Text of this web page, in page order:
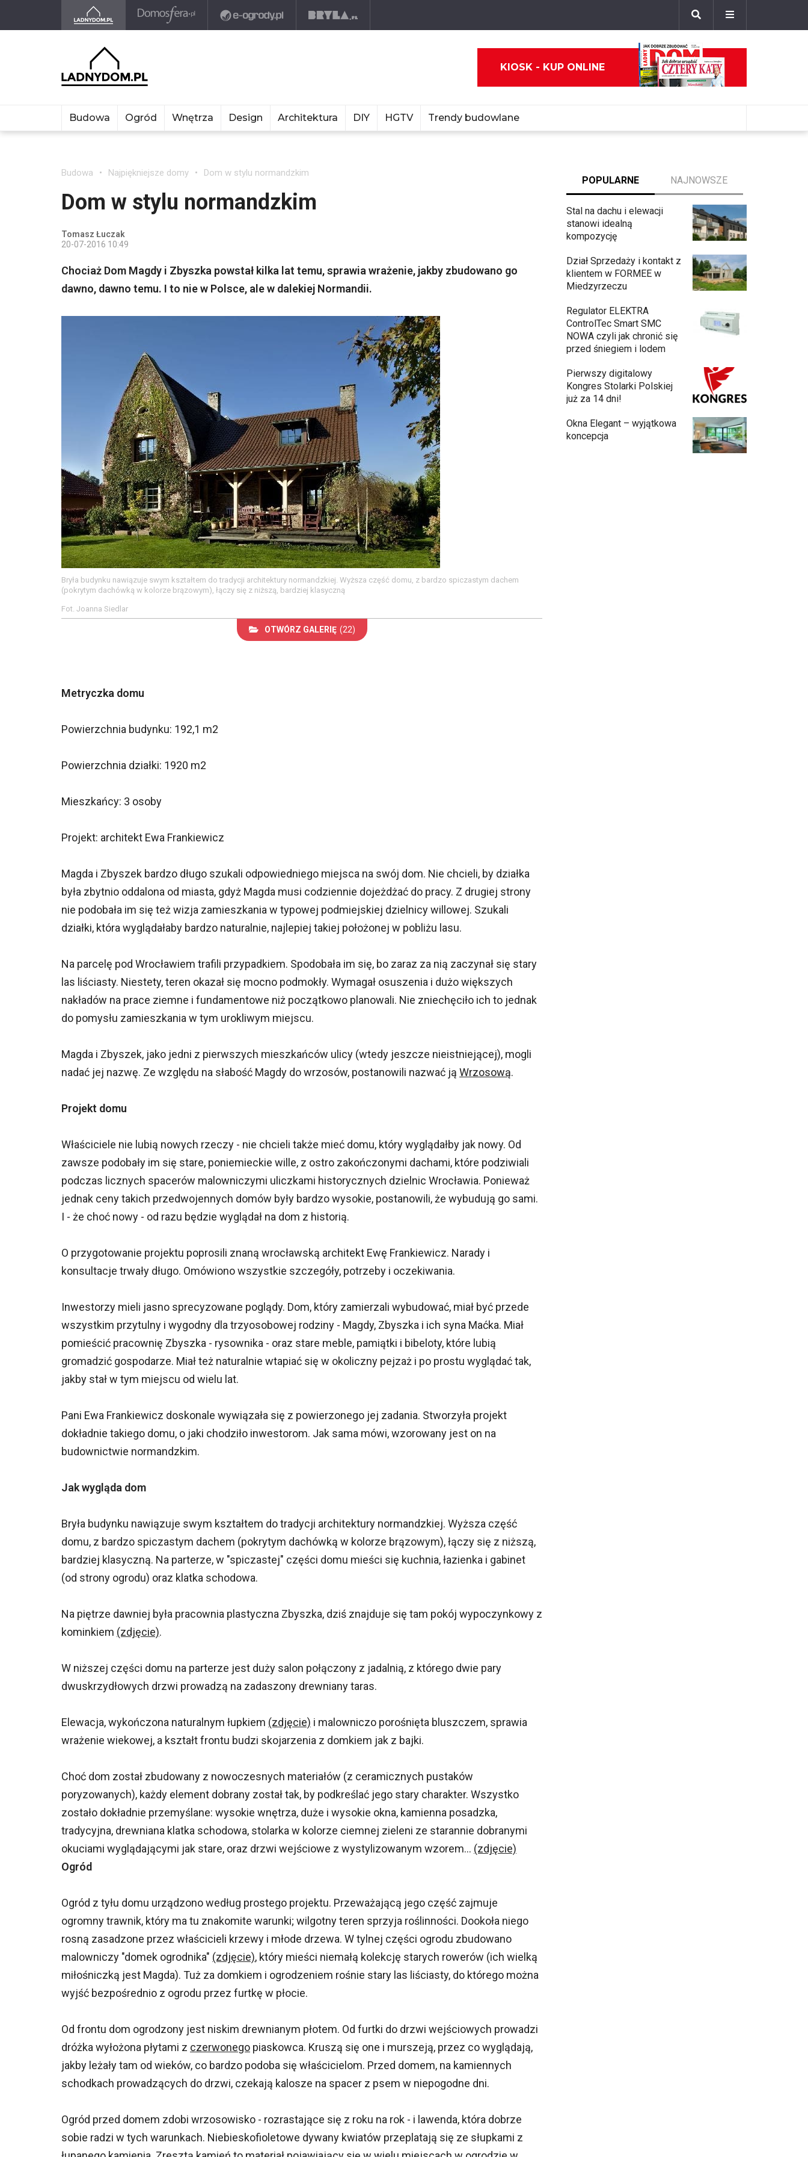
KIOSK - KUP ONLINE
Budowa Ogród Wnętrza Design Architektura DIY HGTV Trendy budowlane
Budowa Najpiękniejsze domy Dom w stylu normandzkim
Dom w stylu normandzkim
Tomasz Łuczak
20-07-2016 10:49
Chociaż Dom Magdy i Zbyszka powstał kilka lat temu, sprawia wrażenie, jakby zbudowano go
dawno, dawno temu. I to nie w Polsce, ale w dalekiej Normandii.
Bryła budynku nawiązuje swym kształtem do tradycji architektury normandzkiej. Wyższa część domu, z bardzo spiczastym dachem
(pokrytym dachówką w kolorze brązowym), łączy się z niższą, bardziej klasyczną
Fot. Joanna Siedlar
OTWÓRZ GALERIĘ (22)
Metryczka domu
Powierzchnia budynku: 192,1 m2
Powierzchnia działki: 1920 m2
Mieszkańcy: 3 osoby
Projekt: architekt Ewa Frankiewicz
Magda i Zbyszek bardzo długo szukali odpowiedniego miejsca na swój dom. Nie chcieli, by działka
była zbytnio oddalona od miasta, gdyż Magda musi codziennie dojeżdżać do pracy. Z drugiej strony
nie podobała im się też wizja zamieszkania w typowej podmiejskiej dzielnicy willowej. Szukali
działki, która wyglądałaby bardzo naturalnie, najlepiej takiej położonej w pobliżu lasu.
Na parcelę pod Wrocławiem trafili przypadkiem. Spodobała im się, bo zaraz za nią zaczynał się stary
las liściasty. Niestety, teren okazał się mocno podmokły. Wymagał osuszenia i dużo większych
nakładów na prace ziemne i fundamentowe niż początkowo planowali. Nie zniechęciło ich to jednak
do pomysłu zamieszkania w tym urokliwym miejscu.
Magda i Zbyszek, jako jedni z pierwszych mieszkańców ulicy (wtedy jeszcze nieistniejącej), mogli
nadać jej nazwę. Ze względu na słabość Magdy do wrzosów, postanowili nazwać ją Wrzosową.
Projekt domu
Właściciele nie lubią nowych rzeczy - nie chcieli także mieć domu, który wyglądałby jak nowy. Od
zawsze podobały im się stare, poniemieckie wille, z ostro zakończonymi dachami, które podziwiali
podczas licznych spacerów malowniczymi uliczkami historycznych dzielnic Wrocławia. Ponieważ
jednak ceny takich przedwojennych domów były bardzo wysokie, postanowili, że wybudują go sami.
I - że choć nowy - od razu będzie wyglądał na dom z historią.
O przygotowanie projektu poprosili znaną wrocławską architekt Ewę Frankiewicz. Narady i
konsultacje trwały długo. Omówiono wszystkie szczegóły, potrzeby i oczekiwania.
Inwestorzy mieli jasno sprecyzowane poglądy. Dom, który zamierzali wybudować, miał być przede
wszystkim przytulny i wygodny dla trzyosobowej rodziny - Magdy, Zbyszka i ich syna Maćka. Miał
pomieścić pracownię Zbyszka - rysownika - oraz stare meble, pamiątki i bibeloty, które lubią
gromadzić gospodarze. Miał też naturalnie wtapiać się w okoliczny pejzaż i po prostu wyglądać tak,
jakby stał w tym miejscu od wielu lat.
Pani Ewa Frankiewicz doskonale wywiązała się z powierzonego jej zadania. Stworzyła projekt
dokładnie takiego domu, o jaki chodziło inwestorom. Jak sama mówi, wzorowany jest on na
budownictwie normandzkim.
Jak wygląda dom
Bryła budynku nawiązuje swym kształtem do tradycji architektury normandzkiej. Wyższa część
domu, z bardzo spiczastym dachem (pokrytym dachówką w kolorze brązowym), łączy się z niższą,
bardziej klasyczną. Na parterze, w "spiczastej" części domu mieści się kuchnia, łazienka i gabinet
(od strony ogrodu) oraz klatka schodowa.
Na piętrze dawniej była pracownia plastyczna Zbyszka, dziś znajduje się tam pokój wypoczynkowy z
kominkiem (zdjęcie).
W niższej części domu na parterze jest duży salon połączony z jadalnią, z którego dwie pary
dwuskrzydłowych drzwi prowadzą na zadaszony drewniany taras.
Elewacja, wykończona naturalnym łupkiem (zdjęcie) i malowniczo porośnięta bluszczem, sprawia
wrażenie wiekowej, a kształt frontu budzi skojarzenia z domkiem jak z bajki.
Choć dom został zbudowany z nowoczesnych materiałów (z ceramicznych pustaków
poryzowanych), każdy element dobrany został tak, by podkreślać jego stary charakter. Wszystko
zostało dokładnie przemyślane: wysokie wnętrza, duże i wysokie okna, kamienna posadzka,
tradycyjna, drewniana klatka schodowa, stolarka w kolorze ciemnej zieleni ze starannie dobranymi
okuciami wyglądającymi jak stare, oraz drzwi wejściowe z wystylizowanym wzorem... (zdjęcie)
Ogród
Ogród z tyłu domu urządzono według prostego projektu. Przeważającą jego część zajmuje
ogromny trawnik, który ma tu znakomite warunki; wilgotny teren sprzyja roślinności. Dookoła niego
rosną zasadzone przez właścicieli krzewy i młode drzewa. W tylnej części ogrodu zbudowano
malowniczy "domek ogrodnika" (zdjęcie), który mieści niemałą kolekcję starych rowerów (ich wielką
miłośniczką jest Magda). Tuż za domkiem i ogrodzeniem rośnie stary las liściasty, do którego można
wyjść bezpośrednio z ogrodu przez furtkę w płocie.
Od frontu dom ogrodzony jest niskim drewnianym płotem. Od furtki do drzwi wejściowych prowadzi
dróżka wyłożona płytami z czerwonego piaskowca. Kruszą się one i murszeją, przez co wyglądają,
jakby leżały tam od wieków, co bardzo podoba się właścicielom. Przed domem, na kamiennych
schodkach prowadzących do drzwi, czekają kalosze na spacer z psem w niepogodne dni.
Ogród przed domem zdobi wrzosowisko - rozrastające się z roku na rok - i lawenda, która dobrze
sobie radzi w tych warunkach. Niebieskofioletowe dywany kwiatów przeplatają się ze słupkami z
POPULARNE NAJNOWSZE
Stal na dachu i elewacji
stanowi idealną
kompozycję
Dział Sprzedaży i kontakt z
klientem w FORMEE w
Miedzyrzeczu
Regulator ELEKTRA
ControlTec Smart SMC
NOWA czyli jak chronić się
przed śniegiem i lodem
Pierwszy digitalowy
Kongres Stolarki Polskiej
już za 14 dni!
Okna Elegant – wyjątkowa
koncepcja